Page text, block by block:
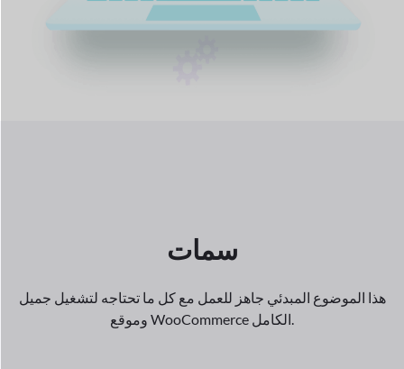
سمات
هذا الموضوع المبدئي جاهز للعمل مع كل ما تحتاجه لتشغيل جميل
و